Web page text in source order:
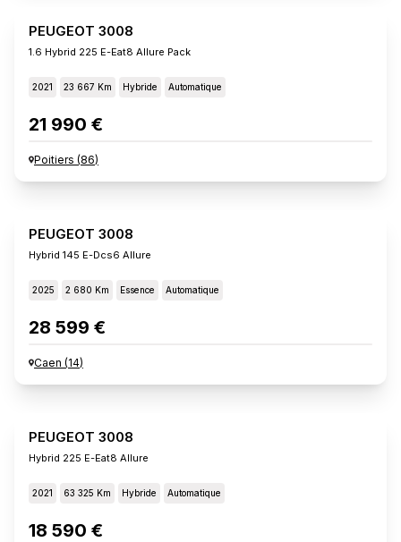
PEUGEOT 3008
1.6 Hybrid 225 E-Eat8 Allure Pack
2021 23 667 Km Hybride Automatique
21 990 €
Poitiers (86)
PEUGEOT 3008
Hybrid 145 E-Dcs6 Allure
2025 2 680 Km Essence Automatique
28 599 €
Caen (14)
PEUGEOT 3008
Hybrid 225 E-Eat8 Allure
2021 63 325 Km Hybride Automatique
18 590 €